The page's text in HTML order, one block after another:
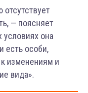
отсутствует
— поясняет
она
есть особи,
изменениям и
вида».